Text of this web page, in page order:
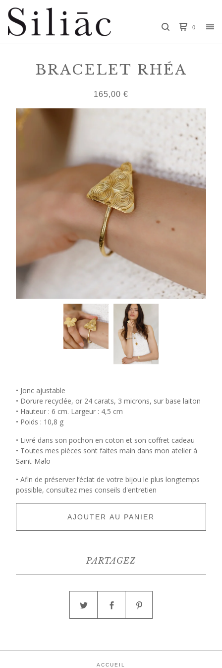
0
BRACELET RHÉA
165,00 €
• Jonc ajustable
• Dorure recyclée, or 24 carats, 3 microns, sur base laiton
• Hauteur : 6 cm. Largeur : 4,5 cm
• Poids : 10,8 g
• Livré dans son pochon en coton et son coffret cadeau
• Toutes mes pièces sont faites main dans mon atelier à
Saint-Malo
• Afin de préserver l’éclat de votre bijou le plus longtemps
possible, consultez mes conseils d'entretien
AJOUTER AU PANIER
PARTAGEZ
ACCUEIL